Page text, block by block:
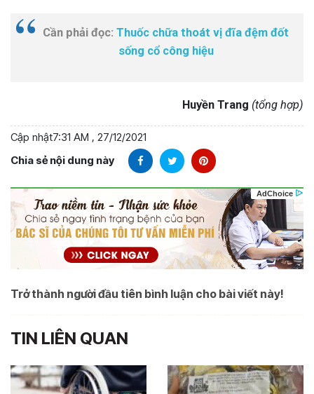
Cần phải đọc: Thuốc chữa thoát vị đĩa đệm đốt
sống cổ công hiệu
Huyền Trang (tổng hợp)
Cập nhật7:31 AM , 27/12/2021
Chia sẻ nội dung này
Trở thành người đầu tiên bình luận cho bài viết này!
TIN LIÊN QUAN